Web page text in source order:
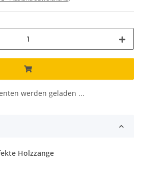
werden geladen ...
Holzzange